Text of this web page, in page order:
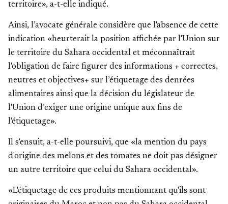
territoire», a-t-elle indiqué.
Ainsi, l’avocate générale considère que l'absence de cette
indication «heurterait la position affichée par l'Union sur
le territoire du Sahara occidental et méconnaîtrait
l'obligation de faire figurer des informations + correctes,
neutres et objectives+ sur l’étiquetage des denrées
alimentaires ainsi que la décision du législateur de
l'Union d’exiger une origine unique aux fins de
l'étiquetage».
Il s'ensuit, a-t-elle poursuivi, que «la mention du pays
d'origine des melons et des tomates ne doit pas désigner
un autre territoire que celui du Sahara occidental».
«L'étiquetage de ces produits mentionnant qu'ils sont